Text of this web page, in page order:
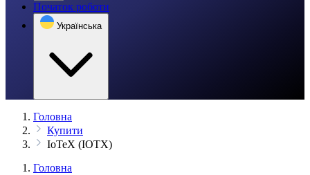
Початок роботи
Українська
Головна
Купити
IoTeX (IOTX)
Головна